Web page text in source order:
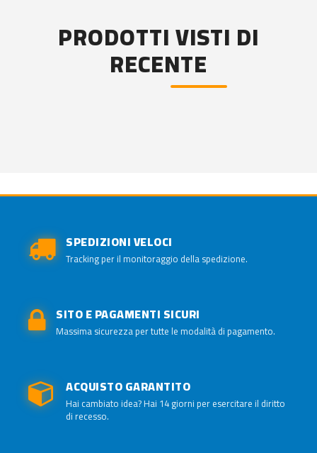
PRODOTTI VISTI DI
RECENTE
SPEDIZIONI VELOCI
Tracking per il monitoraggio della spedizione.
SITO E PAGAMENTI SICURI
Massima sicurezza per tutte le modalità di pagamento.
ACQUISTO GARANTITO
Hai cambiato idea? Hai 14 giorni per esercitare il diritto
di recesso.